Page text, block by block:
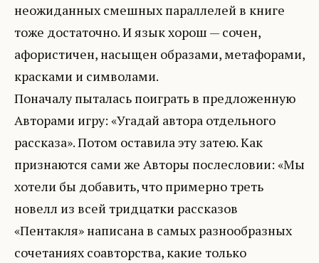
неожиданных смешных параллелей в книге
тоже достаточно. И язык хорош — сочен,
афористичен, насыщен образами, метафорами,
красками и символами.
Поначалу пыталась поиграть в предложенную
Авторами игру: «Угадай автора отдельного
рассказа». Потом оставила эту затею. Как
признаются сами же Авторы послесловии: «Мы
хотели бы добавить, что примерно треть
новелл из всей тридцатки рассказов
«Пентакля» написана в самых разнообразных
сочетаниях соавторства, какие только